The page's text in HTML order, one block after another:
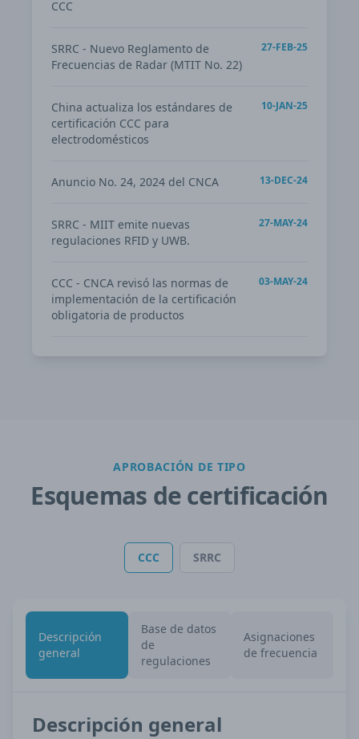
CCC
SRRC - Nuevo Reglamento de
Frecuencias de Radar (MTIT No. 22)
27-FEB-25
China actualiza los estándares de
certificación CCC para
electrodomésticos
10-JAN-25
Anuncio No. 24, 2024 del CNCA 13-DEC-24
SRRC - MIIT emite nuevas
regulaciones RFID y UWB.
27-MAY-24
CCC - CNCA revisó las normas de
implementación de la certificación
obligatoria de productos
03-MAY-24
APROBACIÓN DE TIPO
Esquemas de certificación
CCC SRRC
Descripción
general
Base de datos
de
regulaciones
Asignaciones
de frecuencia
Descripción general